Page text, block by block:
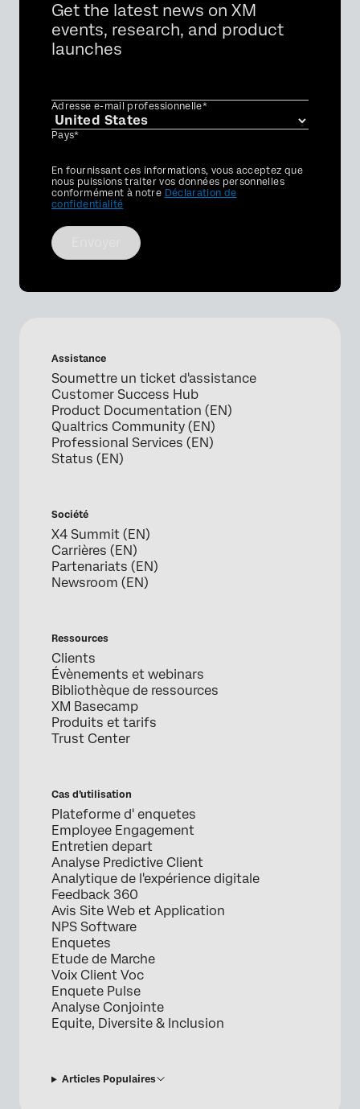
Get the latest news on XM
events, research, and product
launches
Adresse e-mail professionnelle*
Pays*
Privacy
Optin
En fournissant ces informations, vous acceptez que
nous puissions traiter vos données personnelles
conformément à notre Déclaration de
confidentialité
Assistance
Soumettre un ticket d'assistance
Customer Success Hub
Product Documentation (EN)
Qualtrics Community (EN)
Professional Services (EN)
Status (EN)
Société
X4 Summit (EN)
Carrières (EN)
Partenariats (EN)
Newsroom (EN)
Ressources
Clients
Évènements et webinars
Bibliothèque de ressources
XM Basecamp
Produits et tarifs
Trust Center
Cas d’utilisation
Plateforme d' enquetes
Employee Engagement
Entretien depart
Analyse Predictive Client
Analytique de l'expérience digitale
Feedback 360
Avis Site Web et Application
NPS Software
Enquetes
Etude de Marche
Voix Client Voc
Enquete Pulse
Analyse Conjointe
Equite, Diversite & Inclusion
Articles Populaires